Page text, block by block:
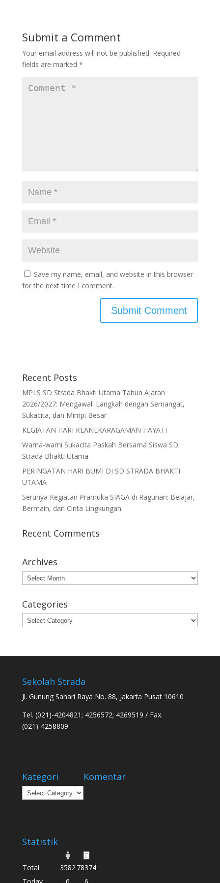
o
o
k
o
n
Submit a Comment
Your email address will not be published. Required
fields are marked *
Save my name, email, and website in this browser
for the next time I comment.
Recent Posts
MPLS SD Strada Bhakti Utama Tahun Ajaran
2026/2027: Mengawali Langkah dengan Semangat,
Sukacita, dan Mimpi Besar
KEGIATAN HARI KEANEKARAGAMAN HAYATI
Warna-warni Sukacita Paskah Bersama Siswa SD
Strada Bhakti Utama
PERINGATAN HARI BUMI DI SD STRADA BHAKTI
UTAMA
Serunya Kegiatan Pramuka SIAGA di Ragunan: Belajar,
Bermain, dan Cinta Lingkungan
Recent Comments
Archives
Archives
Categories
Categories
Sekolah Strada
Jl. Gunung Sahari Raya No. 88, Jakarta Pusat 10610
Tel. (021)-4204821; 4256572; 4269519 / Fax.
(021)-4258809
Kategori
Kategori
Komentar
Statistik
Total 3582 78374
Today
6 6